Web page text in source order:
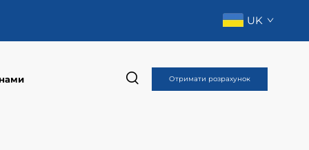
UK
нами Отримати розрахунок